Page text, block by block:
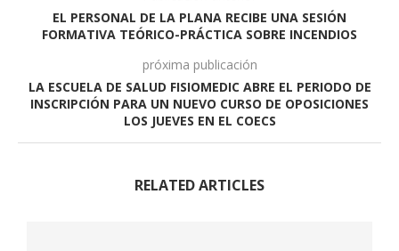
EL PERSONAL DE LA PLANA RECIBE UNA SESIÓN
FORMATIVA TEÓRICO-PRÁCTICA SOBRE INCENDIOS
próxima publicación
LA ESCUELA DE SALUD FISIOMEDIC ABRE EL PERIODO DE
INSCRIPCIÓN PARA UN NUEVO CURSO DE OPOSICIONES
LOS JUEVES EN EL COECS
RELATED ARTICLES